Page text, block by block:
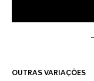
OUTRAS VARIAÇÕES